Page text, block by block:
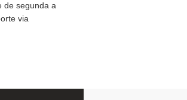
de segunda a
via